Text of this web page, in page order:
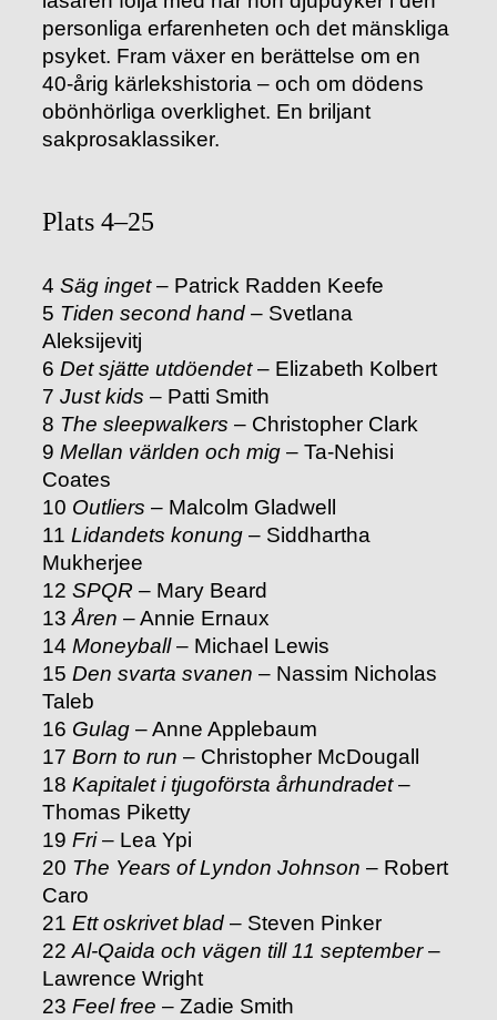
personliga erfarenheten och det mänskliga
psyket. Fram växer en berättelse om en
40-årig kärlekshistoria – och om dödens
obönhörliga overklighet. En briljant
sakprosaklassiker.
Plats 4–25
4 Säg inget– Patrick Radden Keefe
5 Tiden second hand – Svetlana
Aleksijevitj
6 Det sjätte utdöendet– Elizabeth Kolbert
7 Just kids – Patti Smith
8 The sleepwalkers – Christopher Clark
9 Mellan världen och mig – Ta-Nehisi
Coates
10 Outliers – Malcolm Gladwell
11 Lidandets konung – Siddhartha
Mukherjee
12 SPQR – Mary Beard
13 Åren – Annie Ernaux
14 Moneyball– Michael Lewis
15 Den svarta svanen – Nassim Nicholas
Taleb
16 Gulag – Anne Applebaum
17 Born to run – Christopher McDougall
18 Kapitalet i tjugoförsta århundradet–
Thomas Piketty
19 Fri– Lea Ypi
20 The Years of Lyndon Johnson – Robert
Caro
21 Ett oskrivet blad – Steven Pinker
22 Al-Qaida och vägen till 11 september–
Lawrence Wright
23 Feel free – Zadie Smith